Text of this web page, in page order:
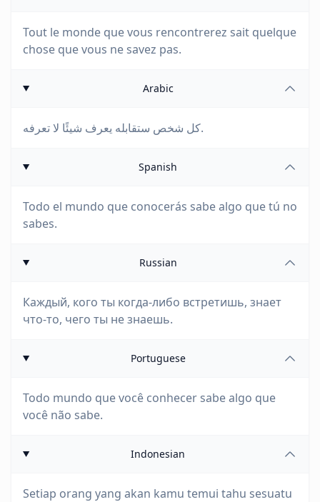
Tout le monde que vous rencontrerez sait quelque
chose que vous ne savez pas.
Arabic
كل شخص ستقابله يعرف شيئًا لا تعرفه.
Spanish
Todo el mundo que conocerás sabe algo que tú no
sabes.
Russian
Каждый, кого ты когда-либо встретишь, знает
что-то, чего ты не знаешь.
Portuguese
Todo mundo que você conhecer sabe algo que
você não sabe.
Indonesian
Setiap orang yang akan kamu temui tahu sesuatu